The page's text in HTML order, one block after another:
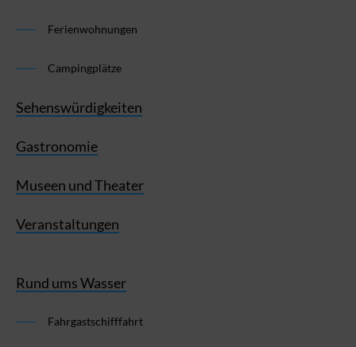
Ferienwohnungen
Campingplätze
Sehenswürdigkeiten
Gastronomie
Museen und Theater
Veranstaltungen
Rund ums Wasser
Fahrgastschifffahrt